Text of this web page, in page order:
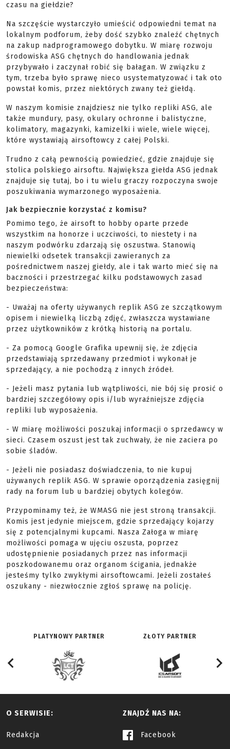
czasu na giełdzie?
Na szczęście wystarczyło umieścić odpowiedni temat na
lokalnym podforum, żeby dość szybko znaleźć chętnych
na zakup nadprogramowego dobytku. W miarę rozwoju
środowiska ASG chętnych do handlowania jednak
przybywało i zaczynał robić się bałagan. W związku z
tym, trzeba było sprawę nieco usystematyzować i tak oto
powstał komis, przez niektórych zwany też giełdą.
W naszym komisie znajdziesz nie tylko repliki ASG, ale
także mundury, pasy, okulary ochronne i balistyczne,
kolimatory, magazynki, kamizelki i wiele, wiele więcej,
które wystawiają airsoftowcy z całej Polski.
Trudno z całą pewnością powiedzieć, gdzie znajduje się
stolica polskiego airsoftu. Największa giełda ASG jednak
znajduje się tutaj, bo i tu wielu graczy rozpoczyna swoje
poszukiwania wymarzonego wyposażenia.
Jak bezpiecznie korzystać z komisu?
Pomimo tego, że airsoft to hobby oparte przede
wszystkim na honorze i uczciwości, to niestety i na
naszym podwórku zdarzają się oszustwa. Stanowią
niewielki odsetek transakcji zawieranych za
pośrednictwem naszej giełdy, ale i tak warto mieć się na
baczności i przestrzegać kilku podstawowych zasad
bezpieczeństwa:
- Uważaj na oferty używanych replik ASG ze szczątkowym
opisem i niewielką liczbą zdjęć, zwłaszcza wystawiane
przez użytkowników z krótką historią na portalu.
- Za pomocą Google Grafika upewnij się, że zdjęcia
przedstawiają sprzedawany przedmiot i wykonał je
sprzedający, a nie pochodzą z innych źródeł.
- Jeżeli masz pytania lub wątpliwości, nie bój się prosić o
bardziej szczegółowy opis i/lub wyraźniejsze zdjęcia
repliki lub wyposażenia.
- W miarę możliwości poszukaj informacji o sprzedawcy w
sieci. Czasem oszust jest tak zuchwały, że nie zaciera po
sobie śladów.
- Jeżeli nie posiadasz doświadczenia, to nie kupuj
używanych replik ASG. W sprawie oporządzenia zasięgnij
rady na forum lub u bardziej obytych kolegów.
Przypominamy też, że WMASG nie jest stroną transakcji.
Komis jest jedynie miejscem, gdzie sprzedający kojarzy
się z potencjalnymi kupcami. Nasza Załoga w miarę
możliwości pomaga w ujęciu oszusta, poprzez
udostępnienie posiadanych przez nas informacji
poszkodowanemu oraz organom ścigania, jednakże
jesteśmy tylko zwykłymi airsoftowcami. Jeżeli zostałeś
oszukany - niezwłocznie zgłoś sprawę na policję.
PLATYNOWY PARTNER ZŁOTY PARTNER
O SERWISIE:
Redakcja
ZNAJDŹ NAS NA:
Facebook